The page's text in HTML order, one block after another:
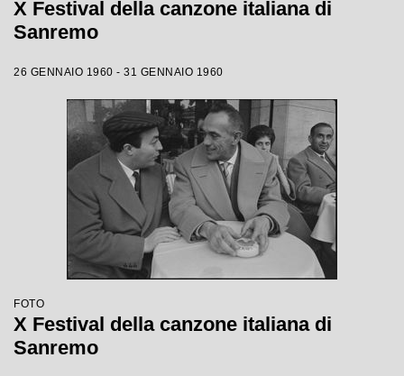
X Festival della canzone italiana di
Sanremo
26 GENNAIO 1960 - 31 GENNAIO 1960
FOTO
X Festival della canzone italiana di
Sanremo